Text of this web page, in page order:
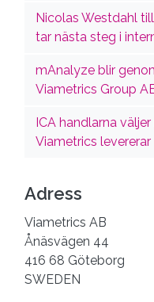
Nicolas Westdahl
tar nästa steg i
mAnalyze blir
Viametrics Group
ICA handlarna
Viametrics levererar
Adress
Viametrics AB
Ånäsvägen 44
416 68 Göteborg
SWEDEN